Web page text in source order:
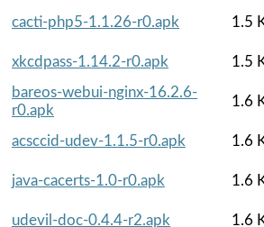
cacti-php5-1.1.26-r0.apk
1.5
xkcdpass-1.14.2-r0.apk
1.5
bareos-webui-nginx-16.2.6-
r0.apk
1.6
acsccid-udev-1.1.5-r0.apk
1.6
java-cacerts-1.0-r0.apk
1.6
udevil-doc-0.4.4-r2.apk
1.6